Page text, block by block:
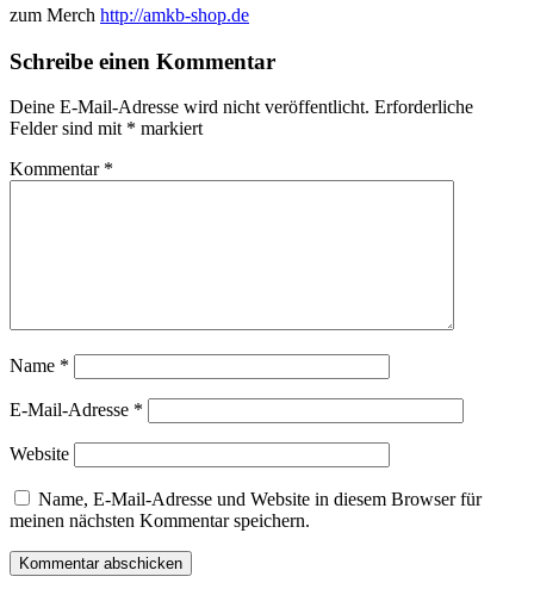
zum Merch http://amkb-shop.de
Schreibe einen Kommentar
Deine E-Mail-Adresse wird nicht veröffentlicht. Erforderliche
Felder sind mit * markiert
Kommentar *
Name *
E-Mail-Adresse *
Website
Name, E-Mail-Adresse und Website in diesem Browser für
meinen nächsten Kommentar speichern.